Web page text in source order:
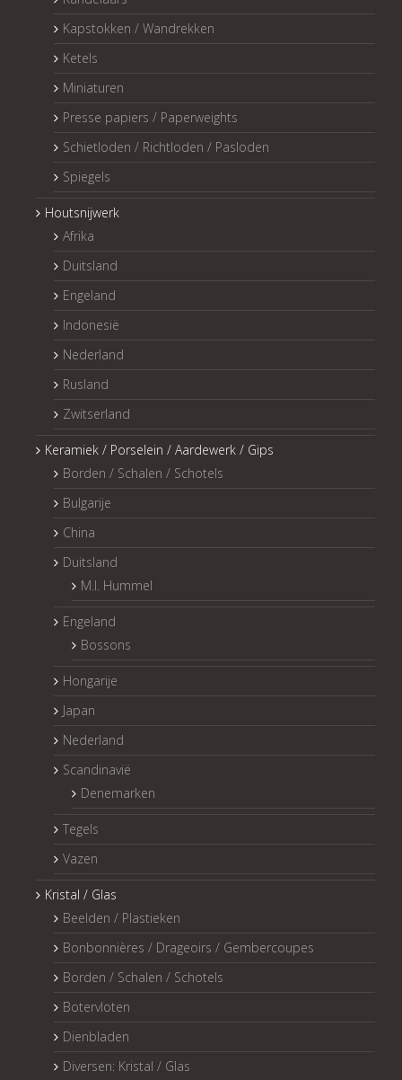
Kapstokken / Wandrekken
Ketels
Miniaturen
Presse papiers / Paperweights
Schietloden / Richtloden / Pasloden
Spiegels
Houtsnijwerk
Afrika
Duitsland
Engeland
Indonesië
Nederland
Rusland
Zwitserland
Keramiek / Porselein / Aardewerk / Gips
Borden / Schalen / Schotels
Bulgarije
China
Duitsland
M.I. Hummel
Engeland
Bossons
Hongarije
Japan
Nederland
Scandinavië
Denemarken
Tegels
Vazen
Kristal / Glas
Beelden / Plastieken
Bonbonnières / Drageoirs / Gembercoupes
Borden / Schalen / Schotels
Botervloten
Dienbladen
Diversen: Kristal / Glas